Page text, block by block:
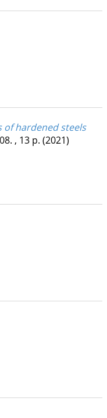
hardened steels
, 13 p. (2021)